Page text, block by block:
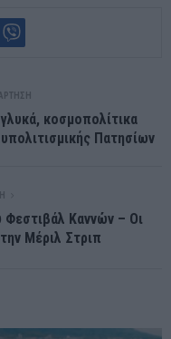
κοσμοπολίτικα
Πατησίων
Φεστιβάλ Καννών – Οι
Μέριλ Στριπ